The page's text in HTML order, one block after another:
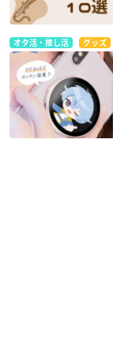
オタ活・推し活 グッズ